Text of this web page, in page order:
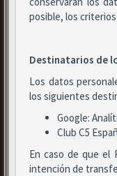
posible, los
Destinatarios de
Los datos
los siguientes
Google:
Club C5
En caso de que el
intención de